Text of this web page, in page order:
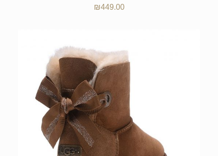
₪449.00